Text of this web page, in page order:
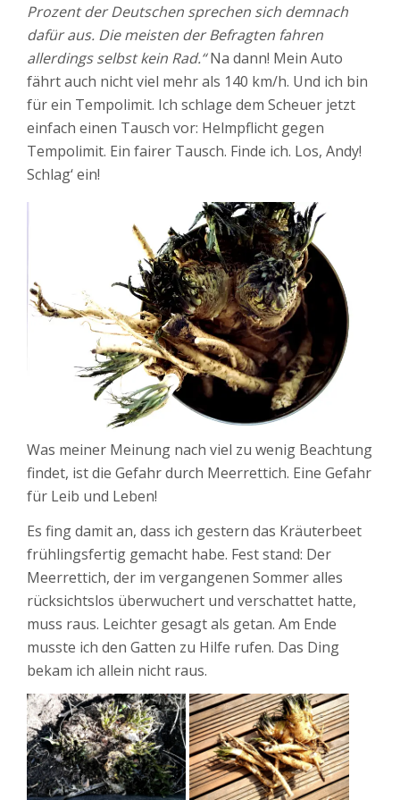
Prozent der Deutschen sprechen sich demnach
dafür aus. Die meisten der Befragten fahren
allerdings selbst kein Rad.“Na dann! Mein Auto
fährt auch nicht viel mehr als 140 km/h. Und ich bin
für ein Tempolimit. Ich schlage dem Scheuer jetzt
einfach einen Tausch vor: Helmpflicht gegen
Tempolimit. Ein fairer Tausch. Finde ich. Los, Andy!
Schlag‘ ein!
Was meiner Meinung nach viel zu wenig Beachtung
findet, ist die Gefahr durch Meerrettich. Eine Gefahr
für Leib und Leben!
Es fing damit an, dass ich gestern das Kräuterbeet
frühlingsfertig gemacht habe. Fest stand: Der
Meerrettich, der im vergangenen Sommer alles
rücksichtslos überwuchert und verschattet hatte,
muss raus. Leichter gesagt als getan. Am Ende
musste ich den Gatten zu Hilfe rufen. Das Ding
bekam ich allein nicht raus.